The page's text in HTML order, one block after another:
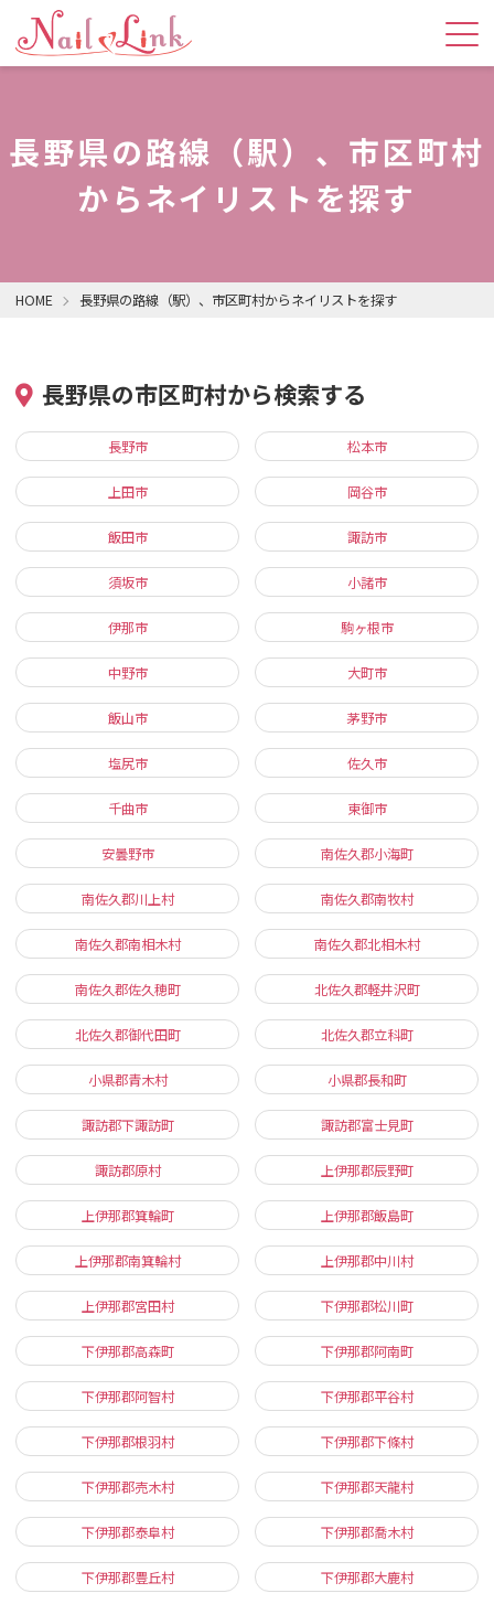
長野県の路線（駅）、市区町村
からネイリストを探す
HOME 長野県の路線（駅）、市区町村からネイリストを探す
長野県の市区町村から検索する
長野市 松本市
上田市 岡谷市
飯田市 諏訪市
須坂市 小諸市
伊那市 駒ヶ根市
中野市 大町市
飯山市 茅野市
塩尻市 佐久市
千曲市 東御市
安曇野市 南佐久郡小海町
南佐久郡川上村 南佐久郡南牧村
南佐久郡南相木村 南佐久郡北相木村
南佐久郡佐久穂町 北佐久郡軽井沢町
北佐久郡御代田町 北佐久郡立科町
小県郡青木村 小県郡長和町
諏訪郡下諏訪町 諏訪郡富士見町
諏訪郡原村 上伊那郡辰野町
上伊那郡箕輪町 上伊那郡飯島町
上伊那郡南箕輪村 上伊那郡中川村
上伊那郡宮田村 下伊那郡松川町
下伊那郡高森町 下伊那郡阿南町
下伊那郡阿智村 下伊那郡平谷村
下伊那郡根羽村 下伊那郡下條村
下伊那郡売木村 下伊那郡天龍村
下伊那郡泰阜村 下伊那郡喬木村
下伊那郡豊丘村 下伊那郡大鹿村